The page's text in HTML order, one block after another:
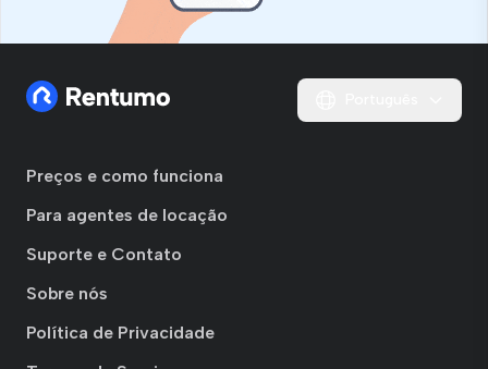
Preços e como funciona
Para agentes de locação
Suporte e Contato
Sobre nós
Política de Privacidade